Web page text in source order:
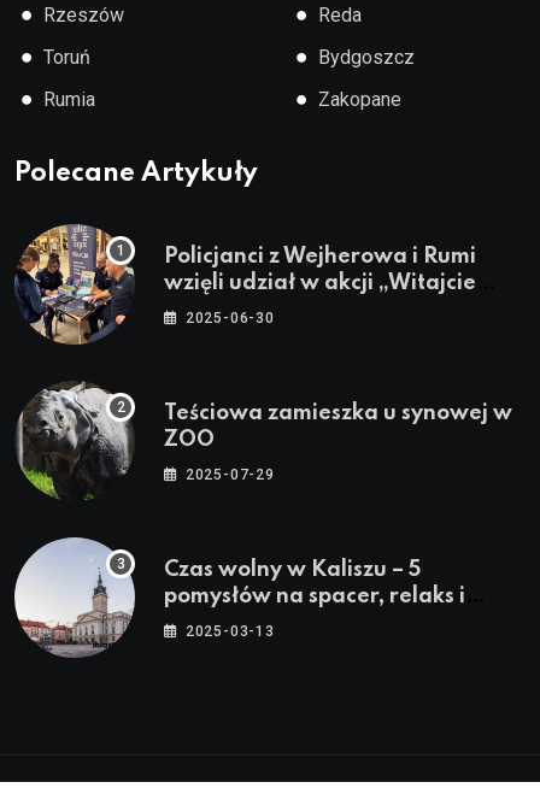
● Rzeszów
● Toruń
● Rumia
● Reda
● Bydgoszcz
● Zakopane
Polecane Artykuły
Policjanci z Wejherowa i Rumi
wzięli udział w akcji „Witajcie
Wakacje”
2025-06-30
Teściowa zamieszka u synowej w
ZOO
2025-07-29
Czas wolny w Kaliszu – 5
pomysłów na spacer, relaks i
rodzinne atrakcje
2025-03-13